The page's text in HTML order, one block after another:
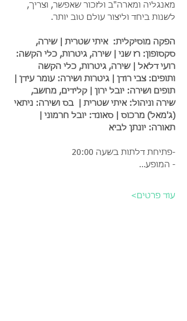
מאנגליה ומארה"ב ולזכור שאפשר, וצריך,
לשנות ביחד וליצור עולם טוב יותר.
הפקה מוסיקלית:  איתי שטרית | שירה,
סקסופון: רז שני | שירה, גיטרות, כלי הקשה:
רועי דלאל | שירה, גיטרות, כלי הקשה
ותופים: צבי רודן | גיטרות ושירה: עומר עידן |
תופים ושירה: יובל ירון | קלידים, מחשב,
שירה וניהול: איתי שטרית |  בס ושירה: ניתאי
(ג'מאל) מרכוס | סאונד: יובל חרמוני |
תאורה: יונתן לביא
-פתיחת דלתות בשעה 20:00
- המופע…
עוד פרטים>